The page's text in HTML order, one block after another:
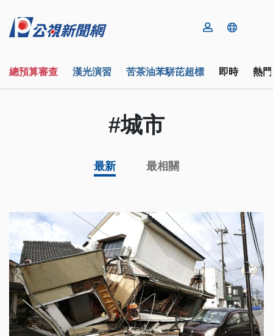
總預算審查 漢光演習 苦茶油苯駢芘超標 即時 熱
#城市
最新 最相關